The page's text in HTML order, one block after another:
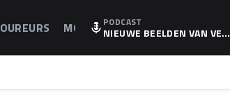
MOTOGPPODCAST
NIEUWE BEELDEN VAN VER
WEET IS ER NU GETEKEND'